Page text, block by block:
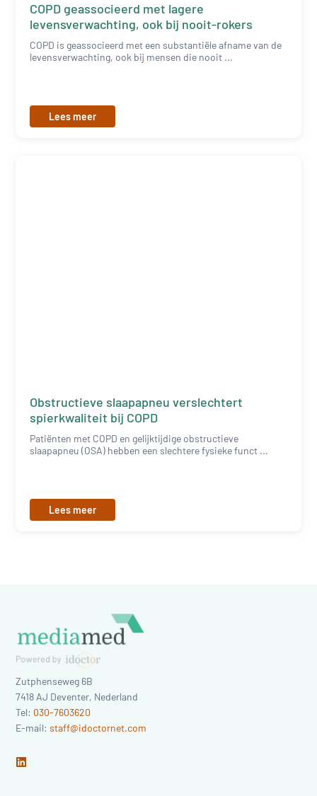
COPD geassocieerd met lagere
levensverwachting, ook bij nooit-rokers
COPD is geassocieerd met een substantiële afname van de
levensverwachting, ook bij mensen die nooit ...
Lees meer
Obstructieve slaapapneu verslechtert
spierkwaliteit bij COPD
Patiënten met COPD en gelijktijdige obstructieve
slaapapneu (OSA) hebben een slechtere fysieke funct ...
Lees meer
Zutphenseweg 6B
7418 AJ Deventer, Nederland
Tel: 030-7603620
E-mail:staff@idoctornet.com